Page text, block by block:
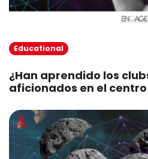
Educational
¿Han aprendido los
aficionados en el